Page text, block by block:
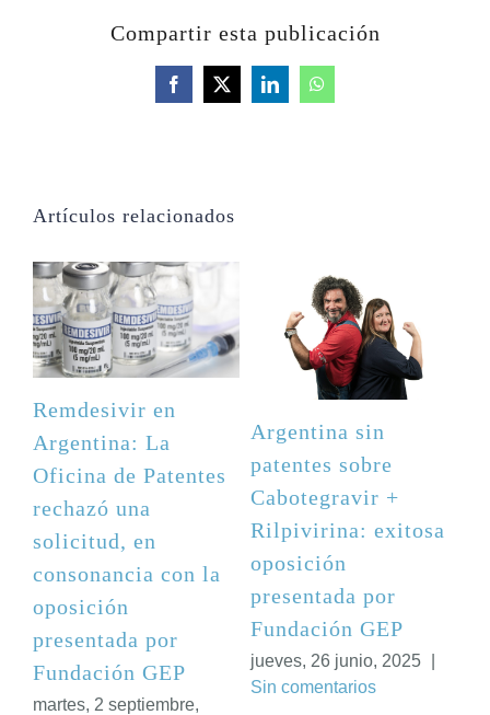
Compartir esta publicación
Facebook
X LinkedInWhatsApp
Artículos relacionados
Remdesivir en
Argentina: La
Oficina de Patentes
rechazó una
solicitud, en
consonancia con la
oposición
presentada por
Fundación GEP
martes, 2 septiembre,
Argentina sin
patentes sobre
Cabotegravir +
Rilpivirina: exitosa
oposición
presentada por
Fundación GEP
jueves, 26 junio, 2025
Sin comentarios